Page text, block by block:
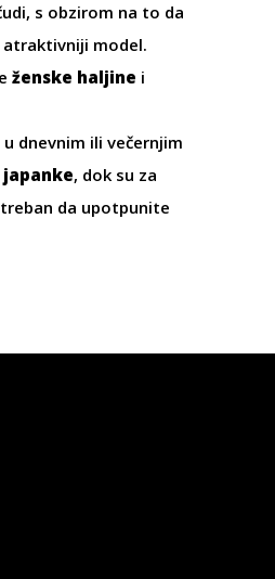
s obzirom na to da
atraktivniji model.
ženske haljine i
dnevnim ili večernjim
japanke, dok su za
da upotpunite